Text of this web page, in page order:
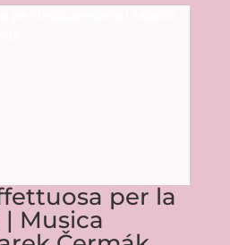
per la
Musica